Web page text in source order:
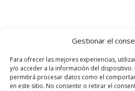
Gestionar el
Para ofrecer las mejores experiencias,
y/o acceder a la información del
permitirá procesar datos como el
en este sitio. No consentir o retirar el